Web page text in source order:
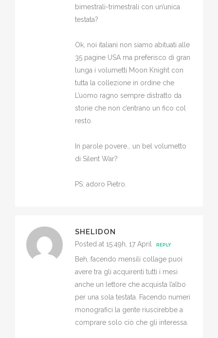
bimestrali-trimestrali con un’unica
testata?
Ok, noi italiani non siamo abituati alle
35 pagine USA ma preferisco di gran
lunga i volumetti Moon Knight con
tutta la collezione in ordine che
L’uomo ragno sempre distratto da
storie che non c’entrano un fico col
resto.
In parole povere… un bel volumetto
di Silent War?
PS: adoro Pietro.
SHELIDON
Posted at 15:49h, 17 April REPLY
Beh, facendo mensili collage puoi
avere tra gli acquirenti tutti i mesi
anche un lettore che acquista l’albo
per una sola testata. Facendo numeri
monografici la gente riuscirebbe a
comprare solo ciò che gli interessa.